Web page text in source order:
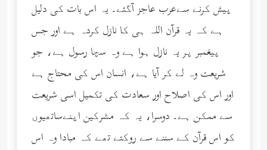
پیش کرنے سےعرب عاجز آگئے۔ یہ اس بات کی دلیل
ہے کہ یہ قرآن اللہ ہی کا نازل کردہ ہے اور جس
پیغمبر پر یہ نازل ہوا ہے وہ سچا رسول ہے، جو
شریعت وہ لے کر آیا ہے، انسان اس کی محتاج ہے
اور اس کی اصلاح اور سعادت کی تکمیل اسی شریعت
سے ممکن ہے۔ دوسرا، یہ کہ مشرکین اپنےساتھیوں
کو اس قرآن کے سننے سے روکتے تھے کہ مبادا وہ اس